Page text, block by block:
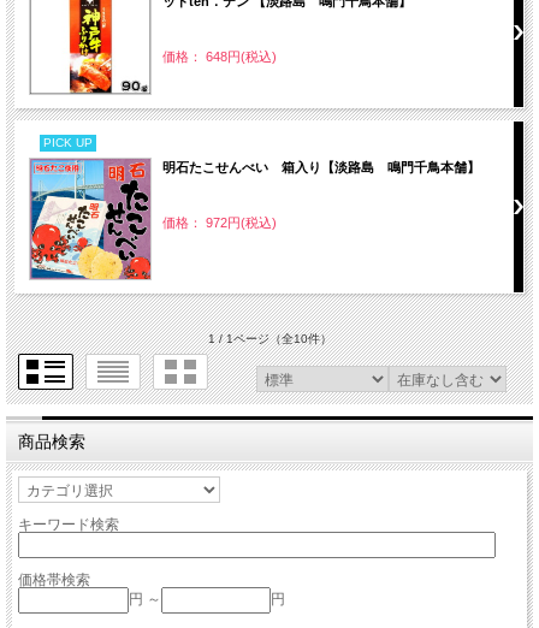
価格： 648円(税込)
PICK UP
明石たこせんべい 箱入り【淡路島 鳴門千鳥本舗】
価格： 972円(税込)
1 / 1ページ（全10件）
商品検索
キーワード検索
価格帯検索
円 ～
円